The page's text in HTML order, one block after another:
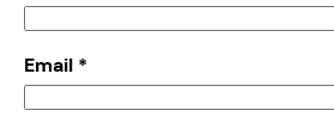
Email *